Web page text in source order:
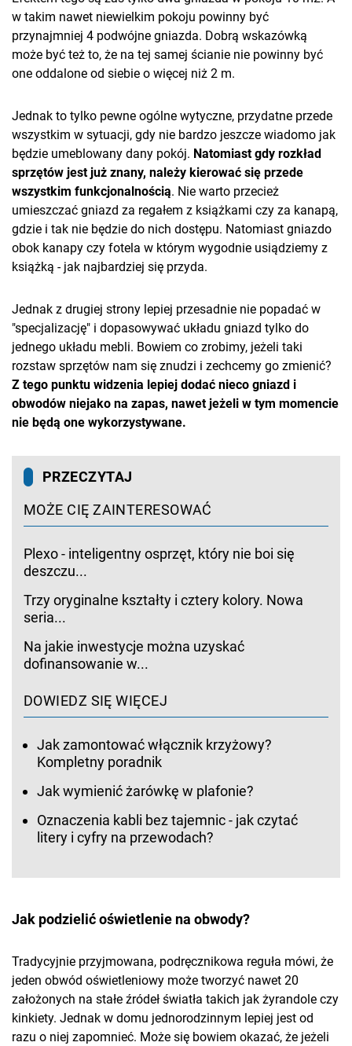
w takim nawet niewielkim pokoju powinny być
przynajmniej 4 podwójne gniazda. Dobrą wskazówką
może być też to, że na tej samej ścianie nie powinny być
one oddalone od siebie o więcej niż 2 m.
Jednak to tylko pewne ogólne wytyczne, przydatne przede
wszystkim w sytuacji, gdy nie bardzo jeszcze wiadomo jak
będzie umeblowany dany pokój. Natomiast gdy rozkład
sprzętów jest już znany, należy kierować się przede
wszystkim funkcjonalnością. Nie warto przecież
umieszczać gniazd za regałem z książkami czy za kanapą,
gdzie i tak nie będzie do nich dostępu. Natomiast gniazdo
obok kanapy czy fotela w którym wygodnie usiądziemy z
książką - jak najbardziej się przyda.
Jednak z drugiej strony lepiej przesadnie nie popadać w
"specjalizację" i dopasowywać układu gniazd tylko do
jednego układu mebli. Bowiem co zrobimy, jeżeli taki
rozstaw sprzętów nam się znudzi i zechcemy go zmienić?
Z tego punktu widzenia lepiej dodać nieco gniazd i
obwodów niejako na zapas, nawet jeżeli w tym momencie
nie będą one wykorzystywane.
PRZECZYTAJ
MOŻE CIĘ ZAINTERESOWAĆ
Plexo - inteligentny osprzęt, który nie boi się
deszczu...
Trzy oryginalne kształty i cztery kolory. Nowa
seria...
Na jakie inwestycje można uzyskać
dofinansowanie w...
DOWIEDZ SIĘ WIĘCEJ
Jak zamontować włącznik krzyżowy?
Kompletny poradnik
Jak wymienić żarówkę w plafonie?
Oznaczenia kabli bez tajemnic - jak czytać
litery i cyfry na przewodach?
Jak podzielić oświetlenie na obwody?
Tradycyjnie przyjmowana, podręcznikowa reguła mówi, że
jeden obwód oświetleniowy może tworzyć nawet 20
założonych na stałe źródeł światła takich jak żyrandole czy
kinkiety. Jednak w domu jednorodzinnym lepiej jest od
razu o niej zapomnieć. Może się bowiem okazać, że jeżeli